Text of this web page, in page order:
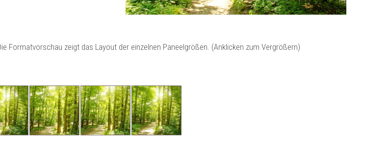
Formatvorschau zeigt das Layout der einzelnen Paneelgrößen. (Anklicken zum Vergrößern)